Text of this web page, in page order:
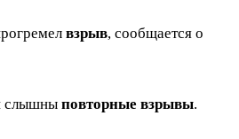
взрыв, сообщается о
слышны повторные взрывы.